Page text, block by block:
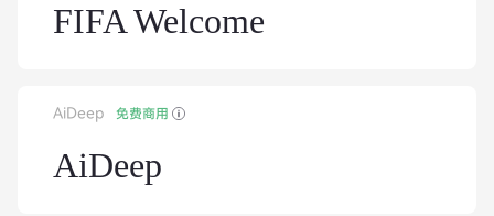
FIFA Welcome
AiDeep 免费商用
AiDeep